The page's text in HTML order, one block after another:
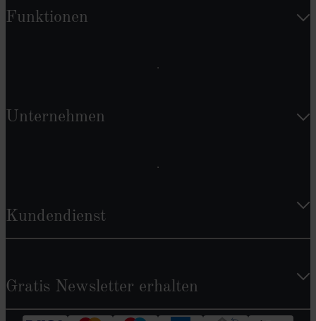
Funktionen
Unternehmen
Kundendienst
Gratis Newsletter erhalten